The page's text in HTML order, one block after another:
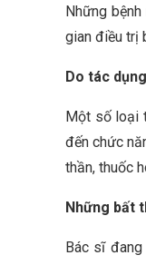
Những
gian điều trị
Do tác
Một số loại
đến chức
thần, thuốc
Những bất
Bác sĩ